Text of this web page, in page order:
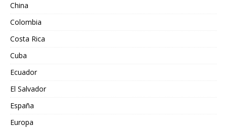
China
Colombia
Costa Rica
Cuba
Ecuador
El Salvador
España
Europa